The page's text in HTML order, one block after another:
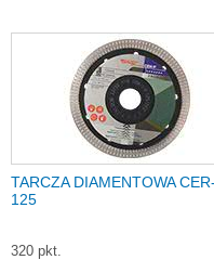
TARCZA DIAMENTOWA
125
320 pkt.